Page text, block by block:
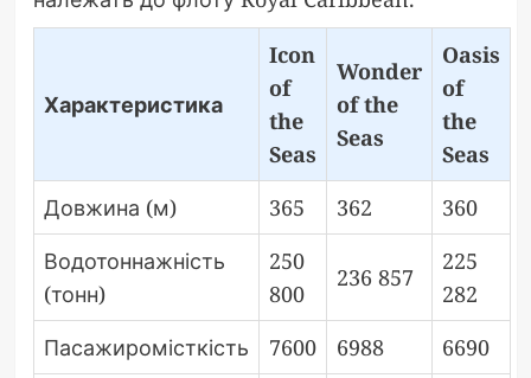
Характеристика
Icon
of
the
Seas
Wonder
of the
Seas
Oasis
of
the
Seas
Довжина (м)
365 362
360
Водотоннажність
(тонн)
250
800
236 857
225
282
Пасажиромісткість
7600 6988
6690